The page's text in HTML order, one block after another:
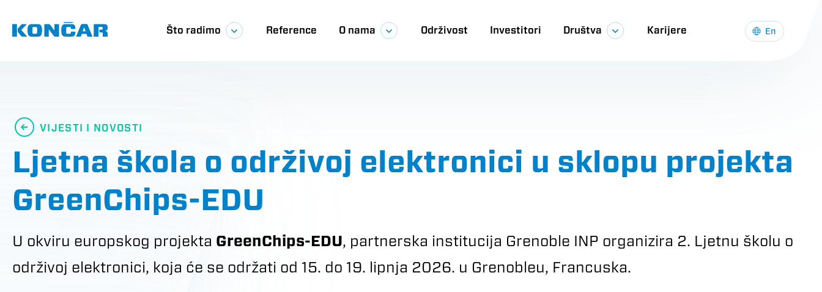
glavni
sadržaj
Glavna
Što radimo Reference O nama Održivost Investitori Društva Karijere En
VIJESTI I NOVOSTI
Ljetna škola o održivoj elektronici u sklopu projekta
GreenChips-EDU
U okviru europskog projekta GreenChips-EDU, partnerska institucija Grenoble INP organizira 2. Ljetnu školu o
održivoj elektronici, koja će se održati od 15. do 19. lipnja 2026. u Grenobleu, Francuska.